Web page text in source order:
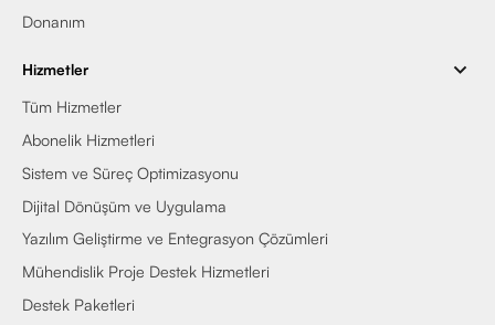
Donanım
Hizmetler
Tüm Hizmetler
Abonelik Hizmetleri
Sistem ve Süreç Optimizasyonu
Dijital Dönüşüm ve Uygulama
Yazılım Geliştirme ve Entegrasyon Çözümleri
Mühendislik Proje Destek Hizmetleri
Destek Paketleri